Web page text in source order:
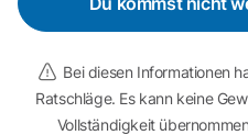
Bei diesen Informationen
Ratschläge. Es kann keine
Vollständigkeit